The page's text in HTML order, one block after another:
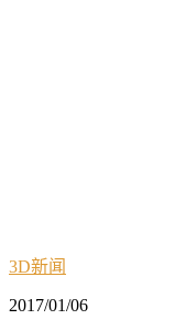
3D新闻
2017/01/06